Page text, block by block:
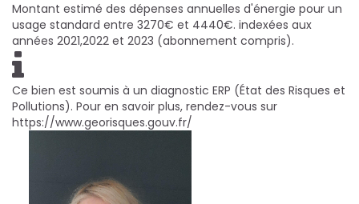
Montant estimé des dépenses annuelles d'énergie pour un
usage standard entre 3270€ et 4440€. indexées aux
années 2021,2022 et 2023 (abonnement compris).
Ce bien est soumis à un diagnostic ERP (État des Risques et
Pollutions). Pour en savoir plus, rendez-vous sur
https://www.georisques.gouv.fr/